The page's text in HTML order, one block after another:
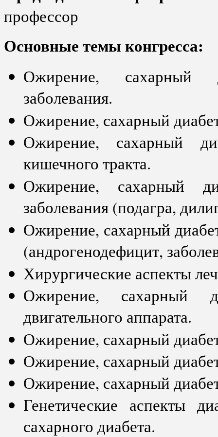
профессор
Основные темы конгресса:
Ожирение, сахарный
заболевания.
Ожирение, сахарный
Ожирение, сахарный
кишечного тракта.
Ожирение, сахарный
заболевания (подагра,
Ожирение, сахарный
(андрогенодефицит,
Хирургические аспекты
Ожирение, сахарный
двигательного аппарата.
Ожирение, сахарный
Ожирение, сахарный
Ожирение, сахарный
Генетические аспекты
сахарного диабета.